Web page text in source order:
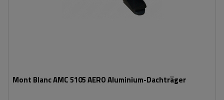
Mont Blanc AMC 5105 AERO Aluminium-Dachträger